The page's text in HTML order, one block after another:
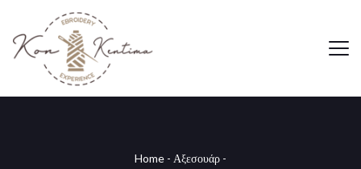
Home - Αξεσουάρ -